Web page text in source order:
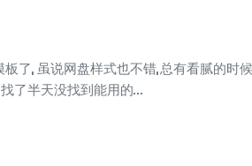
了, 虽说网盘样式也不错,总有看腻的时
了半天没找到能用的...